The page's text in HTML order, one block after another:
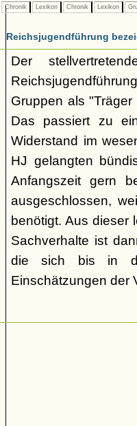
Chronik Lexikon Chronik Lexikon
Reichsjugendführung
Der
Gruppen als
Das passiert zu
Widerstand im
HJ gelangten
Anfangszeit gern
ausgeschlossen,
benötigt. Aus dieser
Sachverhalte ist
die sich bis in
Einschätzungen der